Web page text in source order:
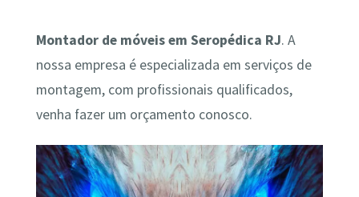
Montador de móveis em Seropédica RJ. A
nossa empresa é especializada em serviços de
montagem, com profissionais qualificados,
venha fazer um orçamento conosco.